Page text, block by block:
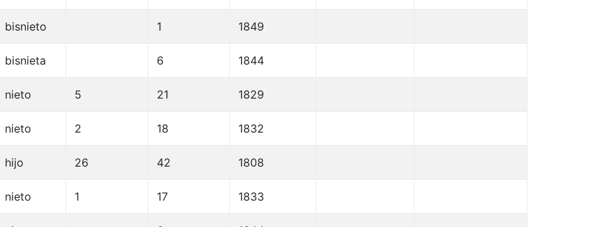
bisnieto 1 1849
bisnieta 6 1844
nieto 5 21 1829
nieto 2 18 1832
hijo 26 42 1808
nieto 1 17 1833